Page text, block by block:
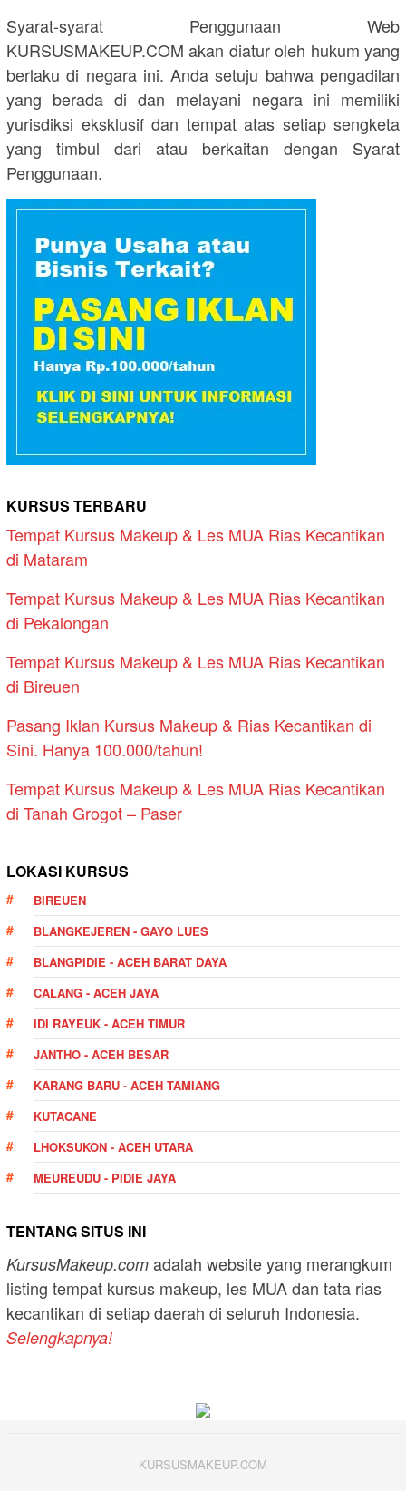
Syarat-syarat Penggunaan Web
KURSUSMAKEUP.COM akan diatur oleh hukum yang
berlaku di negara ini. Anda setuju bahwa pengadilan
yang berada di dan melayani negara ini memiliki
yurisdiksi eksklusif dan tempat atas setiap sengketa
yang timbul dari atau berkaitan dengan Syarat
Penggunaan.
KURSUS TERBARU
Tempat Kursus Makeup & Les MUA Rias Kecantikan
di Mataram
Tempat Kursus Makeup & Les MUA Rias Kecantikan
di Pekalongan
Tempat Kursus Makeup & Les MUA Rias Kecantikan
di Bireuen
Pasang Iklan Kursus Makeup & Rias Kecantikan di
Sini. Hanya 100.000/tahun!
Tempat Kursus Makeup & Les MUA Rias Kecantikan
di Tanah Grogot – Paser
LOKASI KURSUS
BIREUEN
BLANGKEJEREN - GAYO LUES
BLANGPIDIE - ACEH BARAT DAYA
CALANG - ACEH JAYA
IDI RAYEUK - ACEH TIMUR
JANTHO - ACEH BESAR
KARANG BARU - ACEH TAMIANG
KUTACANE
LHOKSUKON - ACEH UTARA
MEUREUDU - PIDIE JAYA
TENTANG SITUS INI
KursusMakeup.com adalah website yang merangkum
listing tempat kursus makeup, les MUA dan tata rias
kecantikan di setiap daerah di seluruh Indonesia.
Selengkapnya!
KURSUSMAKEUP.COM